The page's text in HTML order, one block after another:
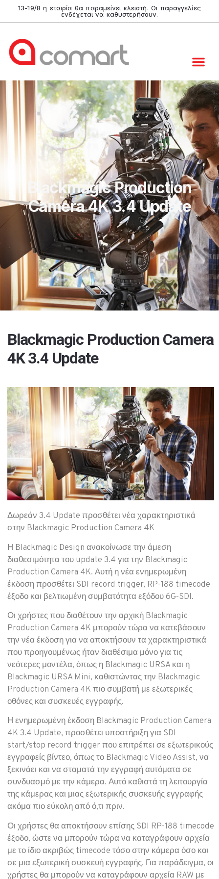
13-19/8 η εταιρία θα παραμείνει κλειστή. Οι παραγγελίες
ενδέχεται να καθυστερήσουν.
Blackmagic Production
Camera 4K 3.4 Update
Blackmagic Production Camera
4K 3.4 Update
Δωρεάν 3.4 Update προσθέτει νέα χαρακτηριστικά
στην Blackmagic Production Camera 4K
Η Blackmagic Design ανακοίνωσε την άμεση
διαθεσιμότητα του update 3.4 για την Blackmagic
Production Camera 4K. Αυτή η νέα ενημερωμένη
έκδοση προσθέτει SDI record trigger, RP-188 timecode
έξοδο και βελτιωμένη συμβατότητα εξόδου 6G-SDI.
Οι χρήστες που διαθέτουν την αρχική Blackmagic
Production Camera 4K μπορούν τώρα να κατεβάσουν
την νέα έκδοση για να αποκτήσουν τα χαρακτηριστικά
που προηγουμένως ήταν διαθέσιμα μόνο για τις
νεότερες μοντέλα, όπως η Blackmagic URSA και η
Blackmagic URSA Mini, καθιστώντας την Blackmagic
Production Camera 4K πιο συμβατή με εξωτερικές
οθόνες και συσκευές εγγραφής.
Η ενημερωμένη έκδοση Blackmagic Production Camera
4K 3.4 Update, προσθέτει υποστήριξη για SDI
start/stop record trigger που επιτρέπει σε εξωτερικούς
εγγραφείς βίντεο, όπως το Blackmagic Video Assist, να
ξεκινάει και να σταματά την εγγραφή αυτόματα σε
συνδυασμό με την κάμερα. Αυτό καθιστά τη λειτουργία
της κάμερας και μιας εξωτερικής συσκευής εγγραφής
ακόμα πιο εύκολη από ό,τι πριν.
Οι χρήστες θα αποκτήσουν επίσης SDI RP-188 timecode
έξοδο, ώστε να μπορούν τώρα να καταγράφουν αρχεία
με το ίδιο ακριβώς timecode τόσο στην κάμερα όσο και
σε μια εξωτερική συσκευή εγγραφής. Για παράδειγμα, οι
χρήστες θα μπορούν να καταγράφουν αρχεία RAW με